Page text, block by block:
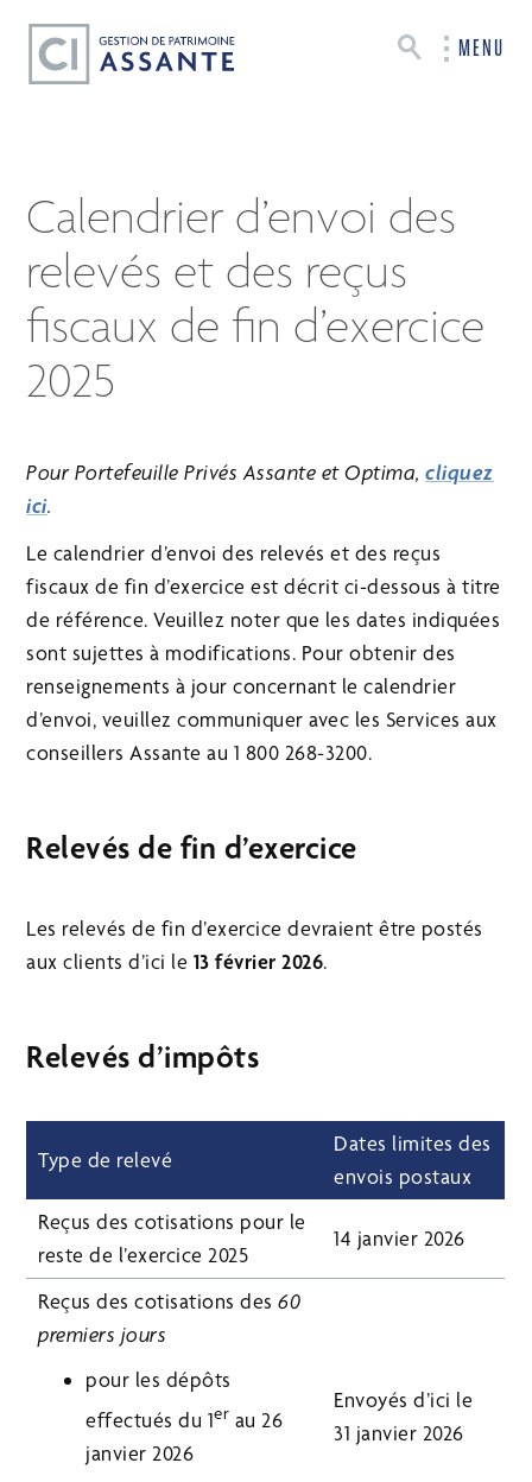
MENU
Calendrier d’envoi des
relevés et des reçus
fiscaux de fin d’exercice
2025
Pour Portefeuille Privés Assante et Optima,cliquez
ici.
Le calendrier d’envoi des relevés et des reçus
fiscaux de fin d’exercice est décrit ci-dessous à titre
de référence. Veuillez noter que les dates indiquées
sont sujettes à modifications. Pour obtenir des
renseignements à jour concernant le calendrier
d’envoi, veuillez communiquer avec les Services aux
conseillers Assante au 1 800 268-3200.
Relevés de fin d’exercice
Les relevés de fin d’exercice devraient être postés
aux clients d’ici le 13 février 2026.
Relevés d’impôts
Type de relevé
Dates limites des
envois postaux
Reçus des cotisations pour le
reste de l’exercice 2025
14 janvier 2026
Reçus des cotisations des60
premiers jours
pour les dépôts
effectués du 1er au 26
janvier 2026
Envoyés d’ici le
31 janvier 2026